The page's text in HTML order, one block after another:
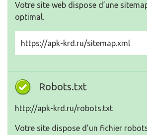
Votre site web dispose d’une
optimal.
https://apk-krd.ru/sitemap.xml
Robots.txt
http://apk-krd.ru/robots.txt
Votre site dispose d’un fichier